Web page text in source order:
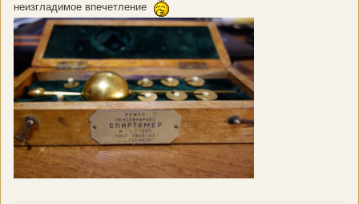
неизгладимое впечетление